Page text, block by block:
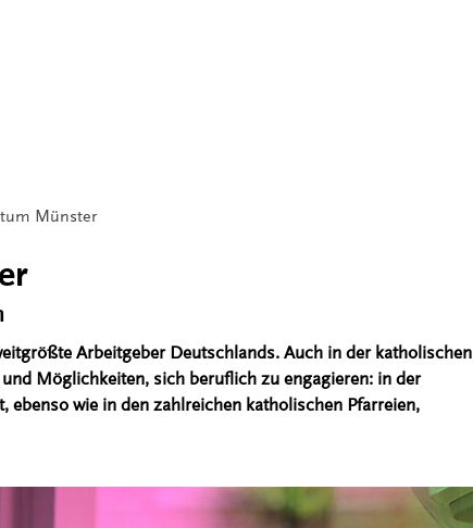
Münster
Arbeitgeber Deutschlands. Auch in der katholischen
Möglichkeiten, sich beruflich zu engagieren: in der
wie in den zahlreichen katholischen Pfarreien,